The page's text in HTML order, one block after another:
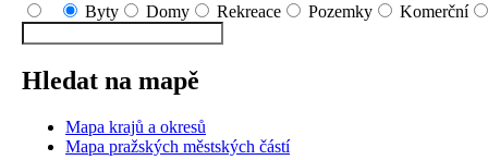
Byty Domy Rekreace Pozemky Komerční
Hledat na mapě
Mapa krajů a okresů
Mapa pražských městských částí